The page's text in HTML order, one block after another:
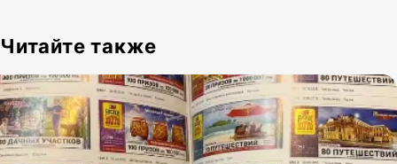
Читайте также